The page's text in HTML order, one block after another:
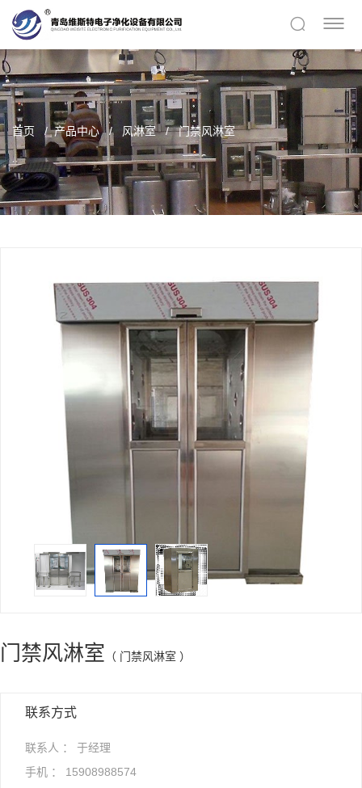
首页 产品中心 风淋室 门禁风淋室
门禁风淋室 （ 门禁风淋室 ）
联系方式
联系人 ： 于经理
手机 ： 15908988574